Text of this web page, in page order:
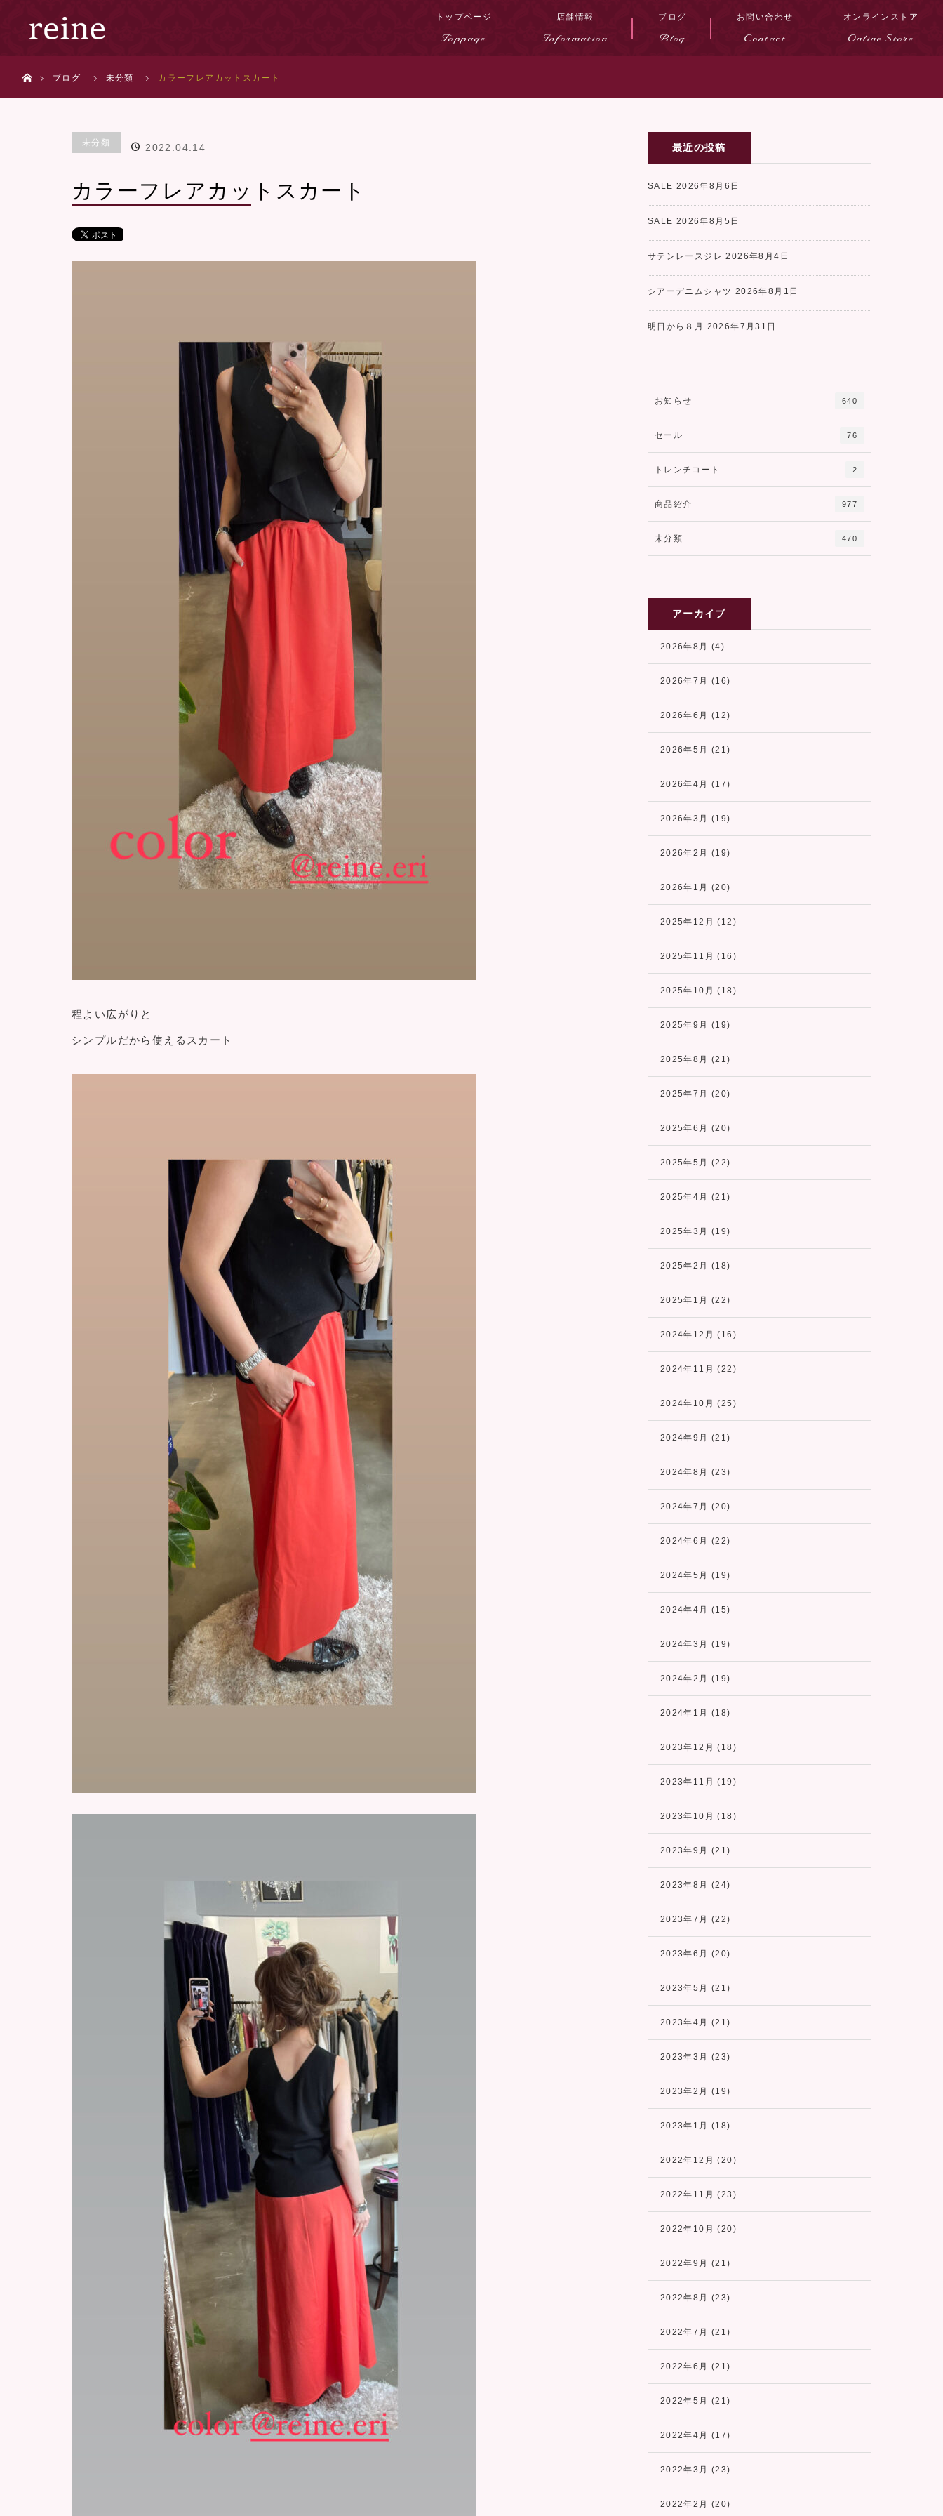
トップページ
Toppage
店舗情報
Information
ブログ
Blog
お問い合わせ
Contact
オンラインストア
Online Store
ブログ
未分類 カラーフレアカットスカート
未分類 2022.04.14
カラーフレアカットスカート
程よい広がりと
シンプルだから使えるスカート
最近の投稿
SALE 2026年8月6日
SALE 2026年8月5日
サテンレースジレ 2026年8月4日
シアーデニムシャツ 2026年8月1日
明日から８月 2026年7月31日
お知らせ 640
セール 76
トレンチコート 2
商品紹介 977
未分類 470
アーカイブ
2026年8月 (4)
2026年7月 (16)
2026年6月 (12)
2026年5月 (21)
2026年4月 (17)
2026年3月 (19)
2026年2月 (19)
2026年1月 (20)
2025年12月 (12)
2025年11月 (16)
2025年10月 (18)
2025年9月 (19)
2025年8月 (21)
2025年7月 (20)
2025年6月 (20)
2025年5月 (22)
2025年4月 (21)
2025年3月 (19)
2025年2月 (18)
2025年1月 (22)
2024年12月 (16)
2024年11月 (22)
2024年10月 (25)
2024年9月 (21)
2024年8月 (23)
2024年7月 (20)
2024年6月 (22)
2024年5月 (19)
2024年4月 (15)
2024年3月 (19)
2024年2月 (19)
2024年1月 (18)
2023年12月 (18)
2023年11月 (19)
2023年10月 (18)
2023年9月 (21)
2023年8月 (24)
2023年7月 (22)
2023年6月 (20)
2023年5月 (21)
2023年4月 (21)
2023年3月 (23)
2023年2月 (19)
2023年1月 (18)
2022年12月 (20)
2022年11月 (23)
2022年10月 (20)
2022年9月 (21)
2022年8月 (23)
2022年7月 (21)
2022年6月 (21)
2022年5月 (21)
2022年4月 (17)
2022年3月 (23)
2022年2月 (20)